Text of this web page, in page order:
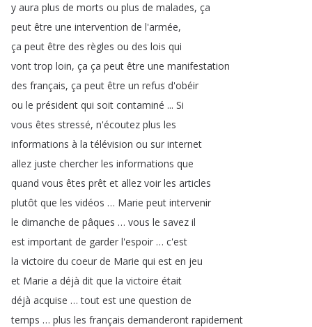
y aura plus de morts ou plus de malades, ça
peut être une intervention de l'armée,
ça peut être des règles ou des lois qui
vont trop loin, ça ça peut être une manifestation
des français, ça peut être un refus d'obéir
ou le président qui soit contaminé ... Si
vous êtes stressé, n'écoutez plus les
informations à la télévision ou sur internet
allez juste chercher les informations que
quand vous êtes prêt et allez voir les articles
plutôt que les vidéos … Marie peut intervenir
le dimanche de pâques … vous le savez il
est important de garder l'espoir … c'est
la victoire du coeur de Marie qui est en jeu
et Marie a déjà dit que la victoire était
déjà acquise …tout est une question de
temps … plus les français demanderont rapidement